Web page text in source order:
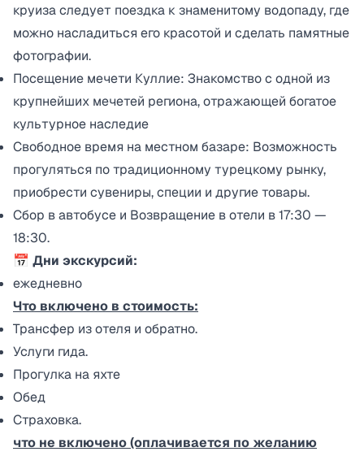
круиза следует поездка к знаменитому водопаду, где
можно насладиться его красотой и сделать памятные
фотографии.​
Посещение мечети Куллие: Знакомство с одной из
крупнейших мечетей региона, отражающей богатое
культурное наследие
Свободное время на местном базаре: Возможность
прогуляться по традиционному турецкому рынку,
приобрести сувениры, специи и другие товары.
Сбор в автобусе и Возвращение в отели в 17:30 —
18:30.
📅 Дни экскурсий:
ежедневно
Что включено в стоимость:
Трансфер из отеля и обратно.
Услуги гида.
Прогулка на яхте
Обед
Страховка.
что не включено (оплачивается по желанию